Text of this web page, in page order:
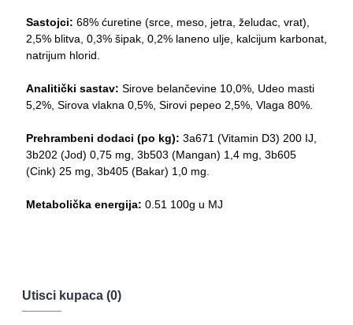
Sastojci: 68% ćuretine (srce, meso, jetra, želudac, vrat),
2,5% blitva, 0,3% šipak, 0,2% laneno ulje, kalcijum karbonat,
natrijum hlorid.
Analitički sastav: Sirove belančevine 10,0%, Udeo masti
5,2%, Sirova vlakna 0,5%, Sirovi pepeo 2,5%, Vlaga 80%.
Prehrambeni dodaci (po kg): 3a671 (Vitamin D3) 200 IJ,
3b202 (Jod) 0,75 mg, 3b503 (Mangan) 1,4 mg, 3b605
(Cink) 25 mg, 3b405 (Bakar) 1,0 mg.
Metabolička energija: 0.51 100g u MJ
Utisci kupaca (0)